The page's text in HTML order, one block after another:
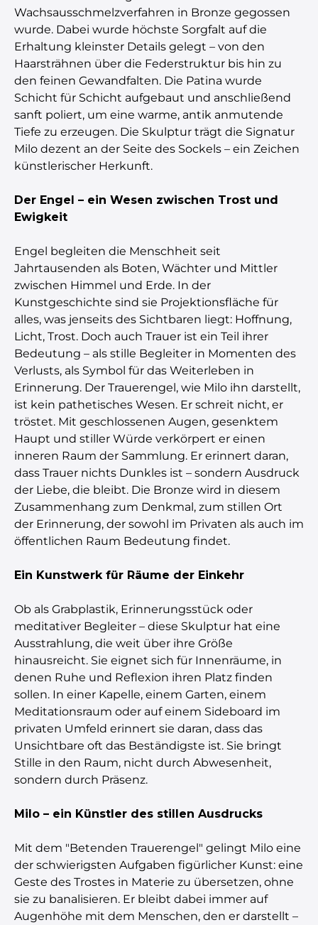
Wachsausschmelzverfahren in Bronze gegossen
wurde. Dabei wurde höchste Sorgfalt auf die
Erhaltung kleinster Details gelegt – von den
Haarsträhnen über die Federstruktur bis hin zu
den feinen Gewandfalten. Die Patina wurde
Schicht für Schicht aufgebaut und anschließend
sanft poliert, um eine warme, antik anmutende
Tiefe zu erzeugen. Die Skulptur trägt die Signatur
Milo dezent an der Seite des Sockels – ein Zeichen
künstlerischer Herkunft.
Der Engel – ein Wesen zwischen Trost und
Ewigkeit
Engel begleiten die Menschheit seit
Jahrtausenden als Boten, Wächter und Mittler
zwischen Himmel und Erde. In der
Kunstgeschichte sind sie Projektionsfläche für
alles, was jenseits des Sichtbaren liegt: Hoffnung,
Licht, Trost. Doch auch Trauer ist ein Teil ihrer
Bedeutung – als stille Begleiter in Momenten des
Verlusts, als Symbol für das Weiterleben in
Erinnerung. Der Trauerengel, wie Milo ihn darstellt,
ist kein pathetisches Wesen. Er schreit nicht, er
tröstet. Mit geschlossenen Augen, gesenktem
Haupt und stiller Würde verkörpert er einen
inneren Raum der Sammlung. Er erinnert daran,
dass Trauer nichts Dunkles ist – sondern Ausdruck
der Liebe, die bleibt. Die Bronze wird in diesem
Zusammenhang zum Denkmal, zum stillen Ort
der Erinnerung, der sowohl im Privaten als auch im
öffentlichen Raum Bedeutung findet.
Ein Kunstwerk für Räume der Einkehr
Ob als Grabplastik, Erinnerungsstück oder
meditativer Begleiter – diese Skulptur hat eine
Ausstrahlung, die weit über ihre Größe
hinausreicht. Sie eignet sich für Innenräume, in
denen Ruhe und Reflexion ihren Platz finden
sollen. In einer Kapelle, einem Garten, einem
Meditationsraum oder auf einem Sideboard im
privaten Umfeld erinnert sie daran, dass das
Unsichtbare oft das Beständigste ist. Sie bringt
Stille in den Raum, nicht durch Abwesenheit,
sondern durch Präsenz.
Milo – ein Künstler des stillen Ausdrucks
Mit dem "Betenden Trauerengel" gelingt Milo eine
der schwierigsten Aufgaben figürlicher Kunst: eine
Geste des Trostes in Materie zu übersetzen, ohne
sie zu banalisieren. Er bleibt dabei immer auf
Augenhöhe mit dem Menschen, den er darstellt –